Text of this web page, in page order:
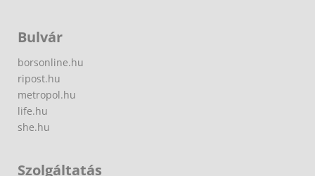
Bulvár
borsonline.hu
ripost.hu
metropol.hu
life.hu
she.hu
Szolgáltatás